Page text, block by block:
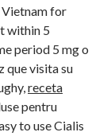
for
within 5
period 5 mg o
que visita su
receta
pentru
to use Cialis